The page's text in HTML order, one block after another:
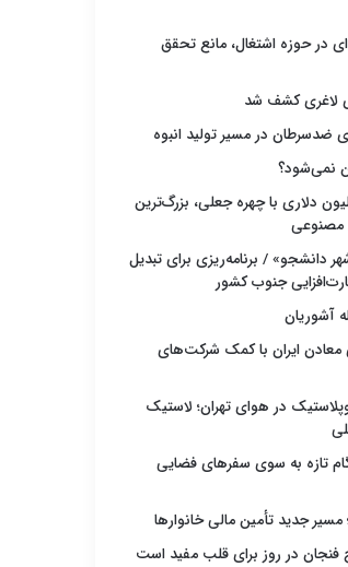
در حوزه اشتغال، مانع تحقق
لاغری کشف شد
ضدسرطان در مسیر تولید انبوه
نمی‌شود؟
۲۵ میلیون دلاری با چهره جعلی، بزرگ‌ترین
مصنوعی
دانشجو» / برنامه‌ریزی برای تبدیل
جنوب کشور
معادن ایران با کمک شرکت‌های
در هوای تهران؛ لاستیک
تازه به سوی سفرهای فضایی
مسیر جدید تأمین مالی خانوارها
فنجان در روز برای قلب مفید است